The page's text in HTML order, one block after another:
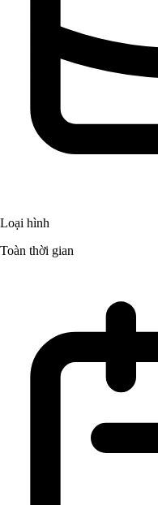
Loại hình
Toàn thời gian